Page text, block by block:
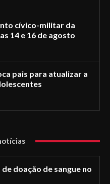
cívico-militar da
14 e 16 de agosto
pais para atualizar a
doação de sangue no